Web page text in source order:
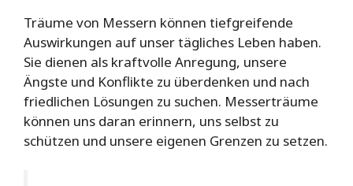
Träume von Messern können tiefgreifende
Auswirkungen auf unser tägliches Leben haben.
Sie dienen als kraftvolle Anregung, unsere
Ängste und Konflikte zu überdenken und nach
friedlichen Lösungen zu suchen. Messerträume
können uns daran erinnern, uns selbst zu
schützen und unsere eigenen Grenzen zu setzen.